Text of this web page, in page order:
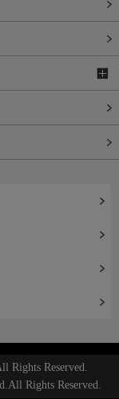
Reserved.
Rights Reserved.